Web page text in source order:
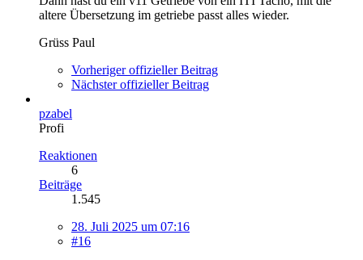
altere Übersetzung im getriebe passt alles wieder.
Grüss Paul
Vorheriger offizieller Beitrag
Nächster offizieller Beitrag
pzabel
Profi
Reaktionen
6
Beiträge
1.545
28. Juli 2025 um 07:16
#16